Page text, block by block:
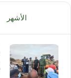
الأشهر